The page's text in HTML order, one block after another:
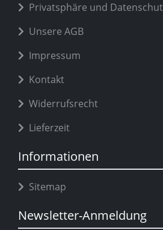
Privatsphäre und
Unsere AGB
Impressum
Kontakt
Widerrufsrecht
Lieferzeit
Informationen
Sitemap
Newsletter-Anmeldung